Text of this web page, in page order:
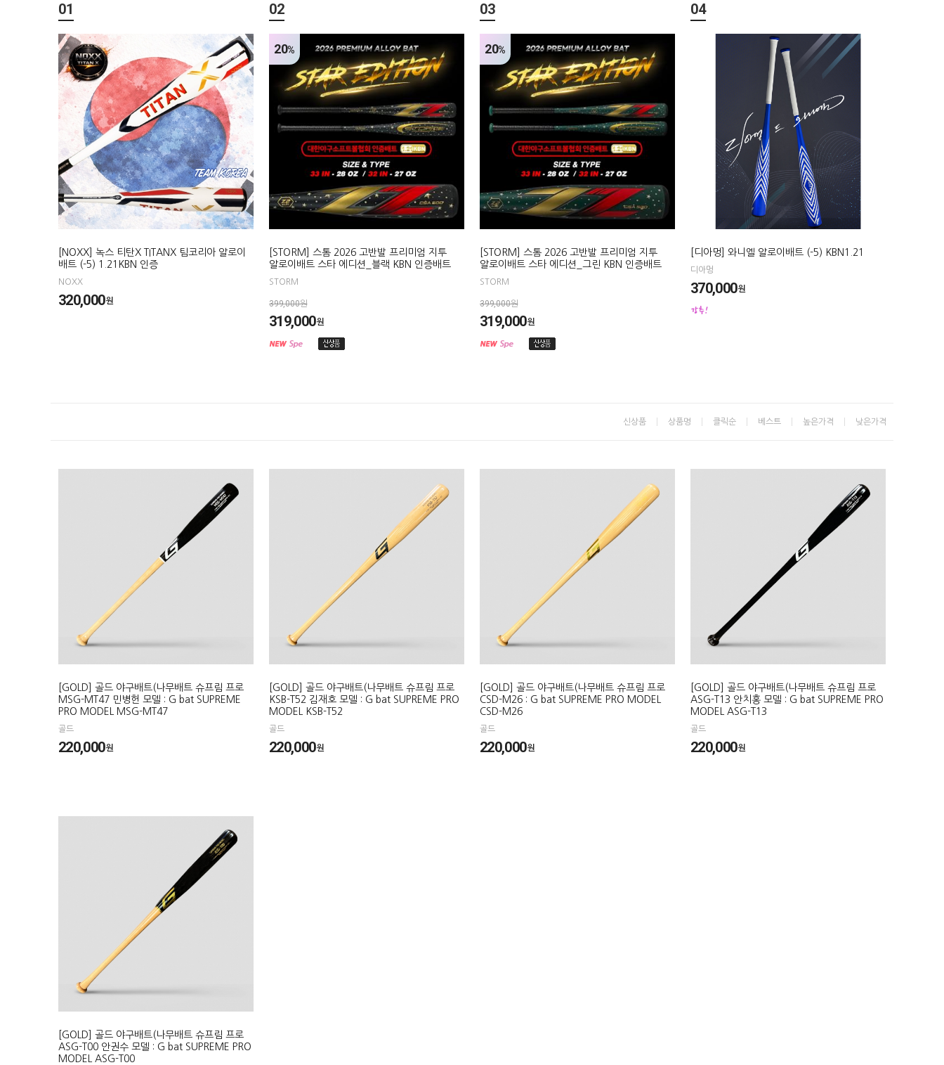
01
[NOXX] 녹스 티탄X TITANX 팀코리아 알로이
배트 (-5) 1.21KBN 인증
NOXX
320,000원
02
20%
[STORM] 스톰 2026 고반발 프리미엄 지투
알로이배트 스타 에디션_블랙 KBN 인증배트
STORM
399,000원
319,000원
03
20%
[STORM] 스톰 2026 고반발 프리미엄 지투
알로이배트 스타 에디션_그린 KBN 인증배트
STORM
399,000원
319,000원
04
[디아멍] 와니엘 알로이배트 (-5) KBN1.21
디아멍
370,000원
신상품 상품명 클릭순 베스트 높은가격 낮은가격
[GOLD] 골드 야구배트(나무배트 슈프림 프로
MSG-MT47 민병헌 모델 : G bat SUPREME
PRO MODEL MSG-MT47
골드
220,000원
[GOLD] 골드 야구배트(나무배트 슈프림 프로
KSB-T52 김재호 모델 : G bat SUPREME PRO
MODEL KSB-T52
골드
220,000원
[GOLD] 골드 야구배트(나무배트 슈프림 프로
CSD-M26 : G bat SUPREME PRO MODEL
CSD-M26
골드
220,000원
[GOLD] 골드 야구배트(나무배트 슈프림 프로
ASG-T13 안치홍 모델 : G bat SUPREME PRO
MODEL ASG-T13
골드
220,000원
[GOLD] 골드 야구배트(나무배트 슈프림 프로
ASG-T00 안권수 모델 : G bat SUPREME PRO
MODEL ASG-T00